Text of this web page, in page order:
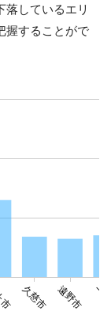
落しているエリ
握することがで
久慈市 遠野市 一